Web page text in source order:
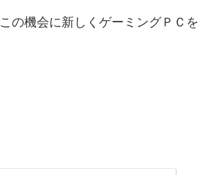
の機会に新しくゲーミングＰＣを